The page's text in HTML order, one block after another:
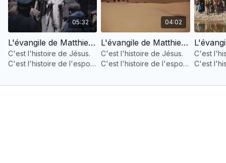
05:32
L'évangile de Matthieu Partie 1
C'est l'histoire de Jésus.
C'est l'histoire de l'espoir
04:02
L'évangile de Matthieu Partie 2
C'est l'histoire de Jésus.
C'est l'histoire de l'espoir
C'est
C'est